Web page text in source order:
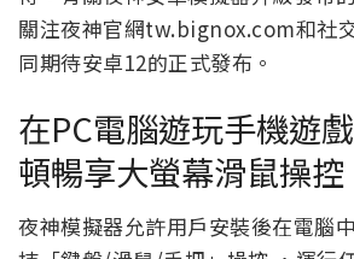
關注夜神官網tw.bignox.com和社
同期待安卓12的正式發布。
在PC電腦遊玩手機遊
頓暢享大螢幕滑鼠操控
夜神模擬器允許用戶安裝後在電腦